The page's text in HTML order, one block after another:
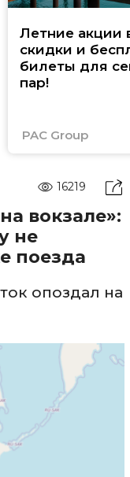
Летние акции
скидки и
билеты для
пар!
PAC Group
16219
вокзале»:
не
поезда
опоздал на